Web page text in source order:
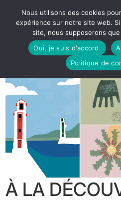
À LA
Nous utilisons des cookies
expérience sur notre site web.
site, nous supposerons
Oui, je suis d'accord.
Politique de